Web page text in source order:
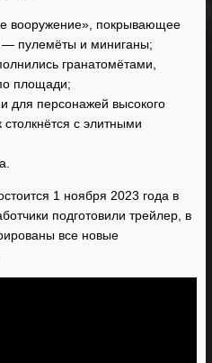
вооружение», покрывающее
— пулемёты и миниганы;
гранатомётами,
площади;
для персонажей высокого
столкнётся с элитными
1 ноября 2023 года в
подготовили трейлер, в
все новые